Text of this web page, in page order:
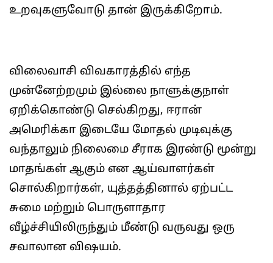
உறவுகளுவோடு தான் இருக்கிறோம்.
விலைவாசி விவகாரத்தில் எந்த
முன்னேற்றமும் இல்லை நாளுக்குநாள்
ஏறிக்கொண்டு செல்கிறது, ஈரான்
அமெரிக்கா இடையே மோதல் முடிவுக்கு
வந்தாலும் நிலைமை சீராக இரண்டு மூன்று
மாதங்கள் ஆகும் என ஆய்வாளர்கள்
சொல்கிறார்கள், யுத்தத்தினால் ஏற்பட்ட
சுமை மற்றும் பொருளாதார
வீழ்ச்சியிலிருந்தும் மீண்டு வருவது ஒரு
சவாலான விஷயம்.